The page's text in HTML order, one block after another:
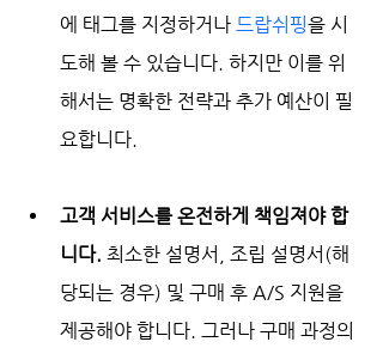
에 태그를 지정하거나 드랍쉬핑을 시
도해 볼 수 있습니다. 하지만 이를 위
해서는 명확한 전략과 추가 예산이 필
요합니다.
고객 서비스를 온전하게 책임져야 합
니다. 최소한 설명서, 조립 설명서(해
당되는 경우) 및 구매 후 A/S 지원을
제공해야 합니다. 그러나 구매 과정의